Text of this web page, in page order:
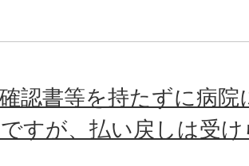
認書等を持たずに病
すが、払い戻しは受